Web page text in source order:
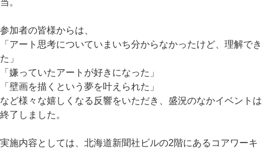
参加者の皆様からは、
「アート思考についていまいち分からなかったけど、理解でき
た」
「嫌っていたアートが好きになった」
「壁画を描くという夢を叶えられた」
など様々な嬉しくなる反響をいただき、盛況のなかイベントは
終了しました。
実施内容としては、北海道新聞社ビルの2階にあるコアワーキ